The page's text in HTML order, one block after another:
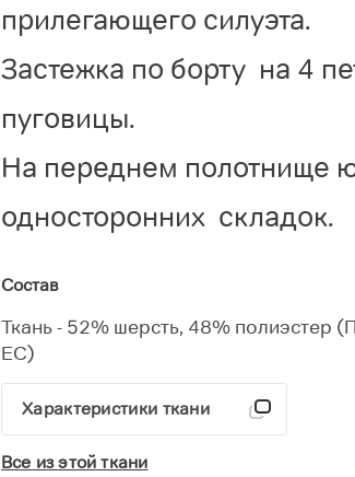
прилегающего силуэта.
Застежка по борту на 4
пуговицы.
На переднем полотнище
односторонних складок.
Состав
Ткань - 52% шерсть, 48% полиэстер
ЕС)
Характеристики ткани
Все из этой ткани